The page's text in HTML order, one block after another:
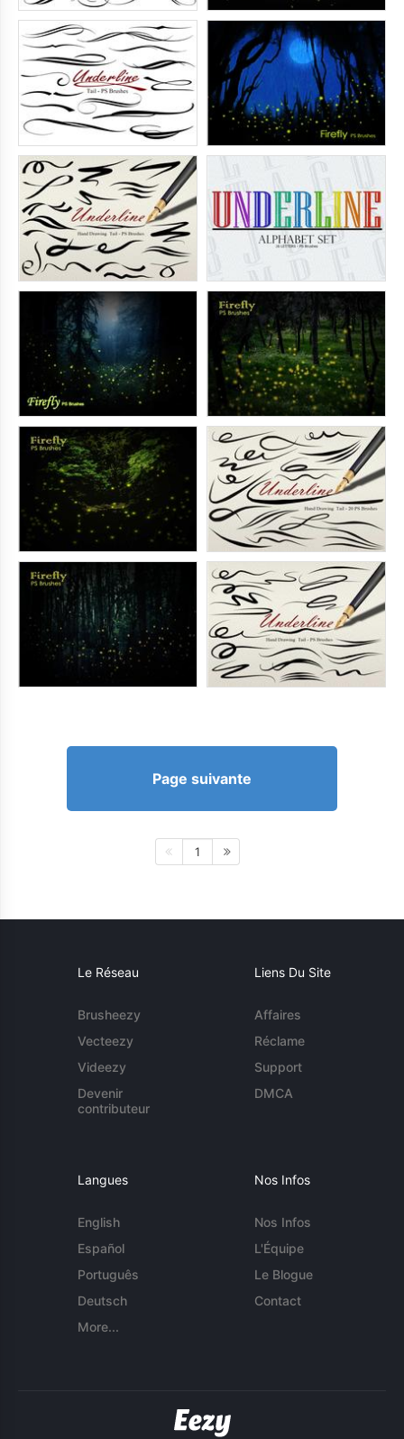
Page suivante
1
Le Réseau
Brusheezy
Vecteezy
Videezy
Devenir
contributeur
Liens Du Site
Affaires
Réclame
Support
DMCA
Langues
English
Español
Português
Deutsch
More...
Nos Infos
Nos Infos
L'Équipe
Le Blogue
Contact